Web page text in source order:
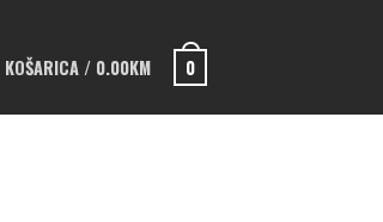
KOŠARICA / 0.00KM 0